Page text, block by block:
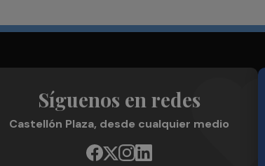
Síguenos en redes
Castellón Plaza, desde cualquier medio